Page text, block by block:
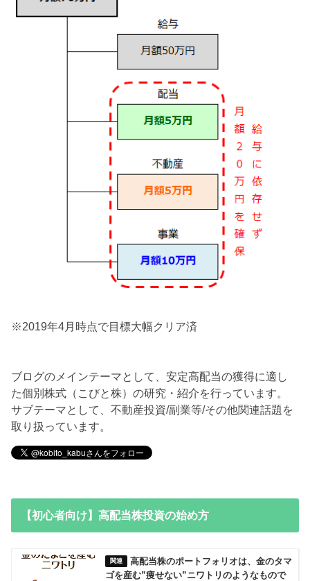
※2019年4月時点で目標大幅クリア済
ブログのメインテーマとして、安定高配当の獲得に適し
た個別株式（こびと株）の研究・紹介を行っています。
サブテーマとして、不動産投資/副業等/その他関連話題を
取り扱っています。
【初心者向け】高配当株投資の始め方
高配当株のポートフォリオは、金のタマ
ゴを産む”痩せない”ニワトリのようなもので